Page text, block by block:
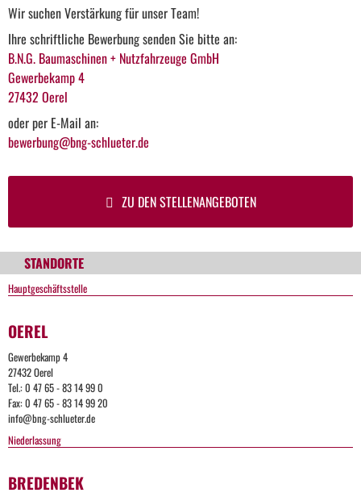
Wir suchen Verstärkung für unser Team!
Ihre schriftliche Bewerbung senden Sie bitte an:
B.N.G. Baumaschinen + Nutzfahrzeuge GmbH
Gewerbekamp 4
27432 Oerel
oder per E-Mail an:
bewerbung@bng-schlueter.de
ZU DEN STELLENANGEBOTEN
STANDORTE
Hauptgeschäftsstelle
OEREL
Gewerbekamp 4
27432 Oerel
Tel.: 0 47 65 - 83 14 99 0
Fax: 0 47 65 - 83 14 99 20
info@bng-schlueter.de
Niederlassung
BREDENBEK